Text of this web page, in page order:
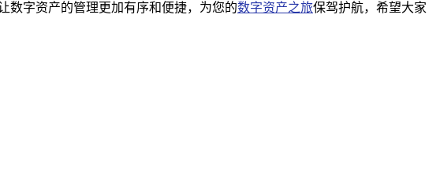
数字资产的管理更加有序和便捷，为您的数字资产之旅保驾护航，希望大家